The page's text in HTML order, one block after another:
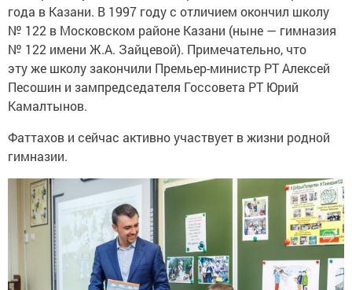
года в Казани. В 1997 году с отличием окончил школу
№ 122 в Московском районе Казани (ныне — гимназия
№ 122 имени Ж.А. Зайцевой). Примечательно, что
эту же школу закончили Премьер-министр РТ Алексей
Песошин и зампредседателя Госсовета РТ Юрий
Камалтынов.
Фаттахов и сейчас активно участвует в жизни родной
гимназии.